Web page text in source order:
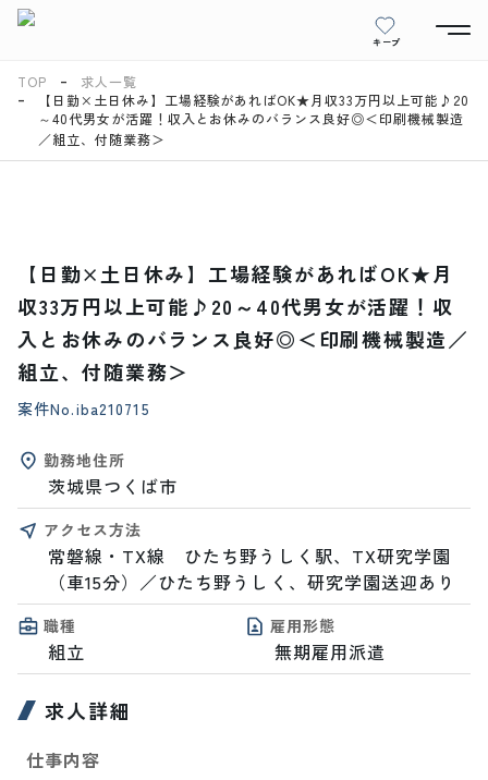
キープ
TOP
求人一覧
【日勤×土日休み】工場経験があればOK★月収33万円以上可能♪20
～40代男女が活躍！収入とお休みのバランス良好◎＜印刷機械製造
／組立、付随業務＞
【日勤×土日休み】工場経験があればOK★月
収33万円以上可能♪20～40代男女が活躍！収
入とお休みのバランス良好◎＜印刷機械製造／
組立、付随業務＞
案件No.iba210715
勤務地住所
茨城県つくば市
アクセス方法
常磐線・TX線　ひたち野うしく駅、TX研究学園
（車15分）／ひたち野うしく、研究学園送迎あり
職種
組立
雇用形態
無期雇用派遣
求人詳細
仕事内容